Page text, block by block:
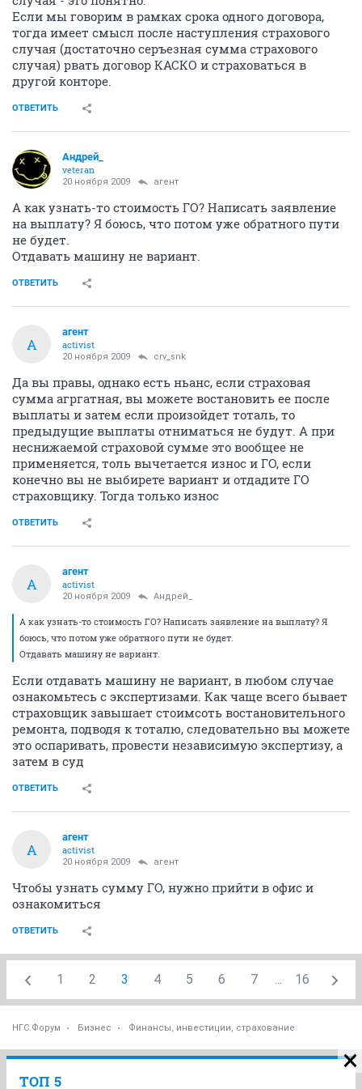
Если мы говорим в рамках срока одного договора,
тогда имеет смысл после наступления страхового
случая (достаточно серъезная сумма страхового
случая) рвать договор КАСКО и страховаться в
другой конторе.
ОТВЕТИТЬ
Андрей_
veteran
20 ноября 2009 агент
А как узнать-то стоимость ГО? Написать заявление
на выплату? Я боюсь, что потом уже обратного пути
не будет.
Отдавать машину не вариант.
ОТВЕТИТЬ
А
агент
activist
20 ноября 2009 crv_snk
Да вы правы, однако есть ньанс, если страховая
сумма агргатная, вы можете востановить ее после
выплаты и затем если произойдет тоталь, то
предыдущие выплаты отниматься не будут. А при
неснижаемой страховой сумме это вообщее не
применяется, толь вычетается износ и ГО, если
конечно вы не выбирете вариант и отдадите ГО
страховщику. Тогда только износ
ОТВЕТИТЬ
А
агент
activist
20 ноября 2009 Андрей_
А как узнать-то стоимость ГО? Написать заявление на выплату? Я
боюсь, что потом уже обратного пути не будет.
Отдавать машину не вариант.
Если отдавать машину не вариант, в любом случае
ознакомьтесь с экспертизами. Как чаще всего бывает
страховщик завышает стоимсоть востановительного
ремонта, подводя к тоталю, следовательно вы можете
это оспаривать, провести независимую экспертизу, а
затем в суд
ОТВЕТИТЬ
А
агент
activist
20 ноября 2009 агент
Чтобы узнать сумму ГО, нужно прийти в офис и
ознакомиться
ОТВЕТИТЬ
1 2 3 4 5 6 7 ... 16
НГС.Форум Бизнес Финансы, инвестиции, страхование
ТОП 5